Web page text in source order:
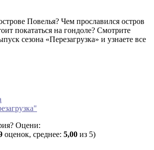
Повелья? Чем прославился остров
покататься на гондоле? Смотрите
сезона «Перезагрузка» и узнаете все
Оцени:
оценок, среднее: 5,00 из 5)